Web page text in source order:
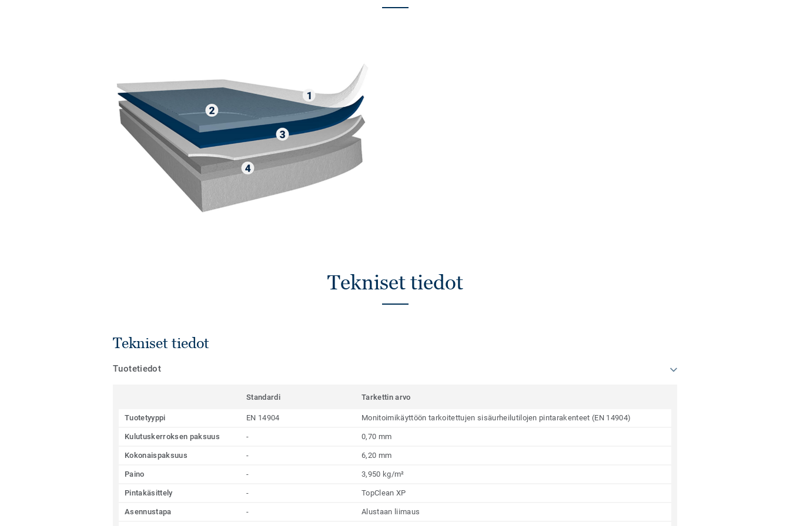
Tekniset tiedot
Tekniset tiedot
Tuotetiedot
Standardi Tarkettin arvo
Tuotetyyppi EN 14904 Monitoimikäyttöön tarkoitettujen sisäurheilutilojen pintarakenteet (EN 14904)
Kulutuskerroksen paksuus - 0,70 mm
Kokonaispaksuus - 6,20 mm
Paino - 3,950 kg/m²
Pintakäsittely - TopClean XP
Asennustapa - Alustaan liimaus